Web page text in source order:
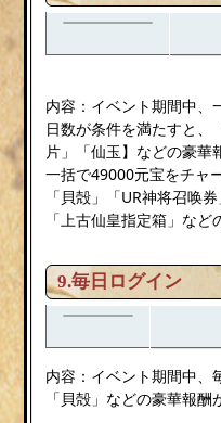
内容：イベント期間中、
日数が条件を満たすと、
片」「仙玉】などの豪華
一括で49000元宝をチャ
「貝殻」「UR神将召唤
「上古仙皇指定箱」な
9.毎日ログイン
内容：イベント期間中、
「貝殻」などの豪華報酬